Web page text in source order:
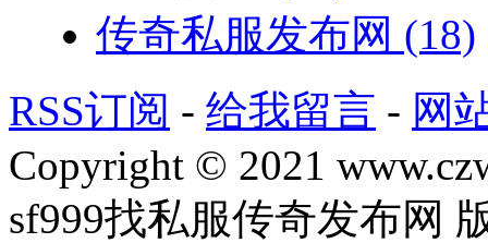
传奇私服发布网 (18)
RSS订阅 - 给我留言 - 网
Copyright © 2021
sf999找私服传奇发布网